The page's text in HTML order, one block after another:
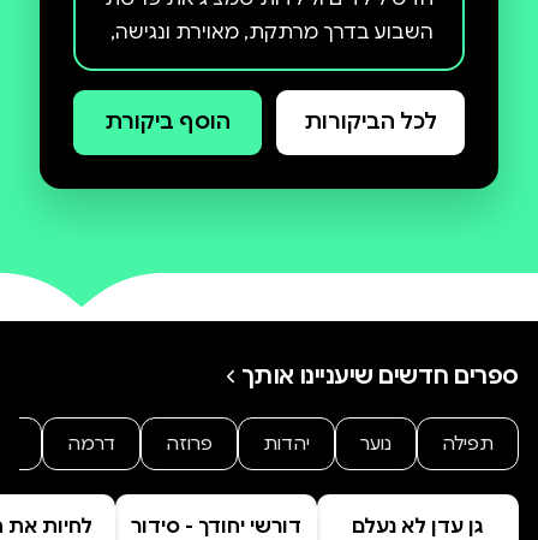
השבוע בדרך מרתקת, מאוירת ונגישה,
להפעלה או לשיחת שבת, ומתאים
כל מגזין מאגד 4-6 פרשות מודפסות
באיכות גבוהה, שהילדות והילדים
לכל הביקורות הוסף ביקורת
ספרים חדשים שיעניינו אותך
תפילה נוער יהדות פרוזה דרמה
גן עדן לא נעלם
דורשי יחודך - סידור
לחיות את